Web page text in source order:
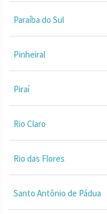
Paraíba do Sul
Pinheiral
Piraí
Rio Claro
Rio das Flores
Santo Antônio de Pádua